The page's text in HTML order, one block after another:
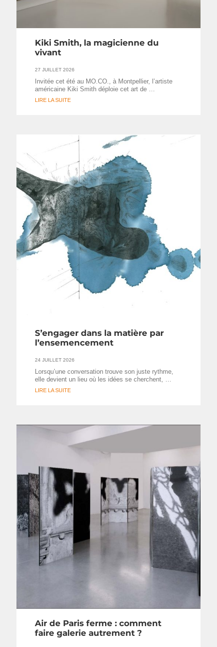
Kiki Smith, la magicienne du
vivant
27 JUILLET 2026
Invitée cet été au MO.CO., à Montpellier, l’artiste
américaine Kiki Smith déploie cet art de …
LIRE LA SUITE
S’engager dans la matière par
l’ensemencement
24 JUILLET 2026
Lorsqu’une conversation trouve son juste rythme,
elle devient un lieu où les idées se cherchent, …
LIRE LA SUITE
Air de Paris ferme : comment
faire galerie autrement ?